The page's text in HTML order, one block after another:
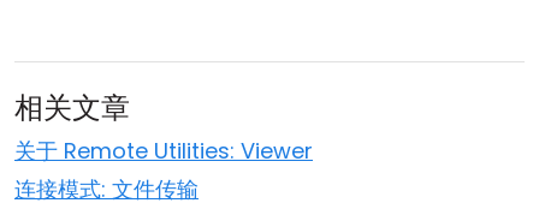
相关文章
关于 Remote Utilities: Viewer
连接模式: 文件传输